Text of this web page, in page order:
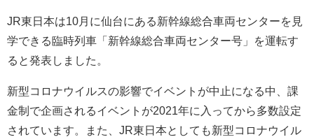
JR東日本は10月に仙台にある新幹線総合車両センターを見
学できる臨時列車「新幹線総合車両センター号」を運転す
ると発表しました。
新型コロナウイルスの影響でイベントが中止になる中、課
金制で企画されるイベントが2021年に入ってから多数設定
されています。また、JR東日本としても新型コロナウイル